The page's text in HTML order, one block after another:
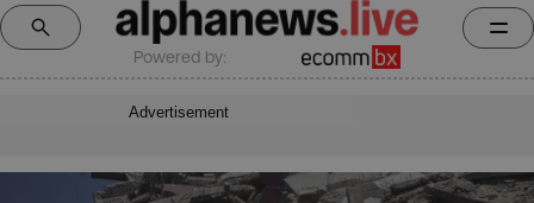
Powered by:
Advertisement